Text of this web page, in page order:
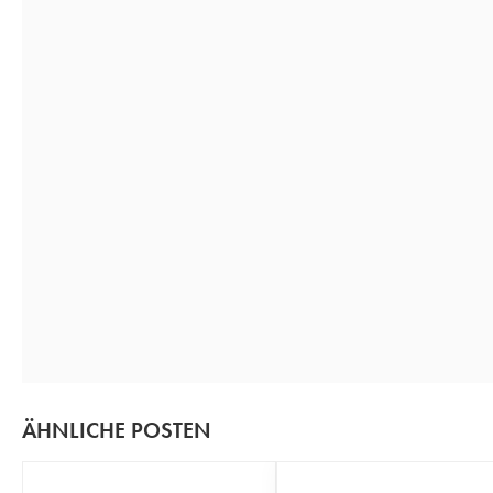
ÄHNLICHE POSTEN